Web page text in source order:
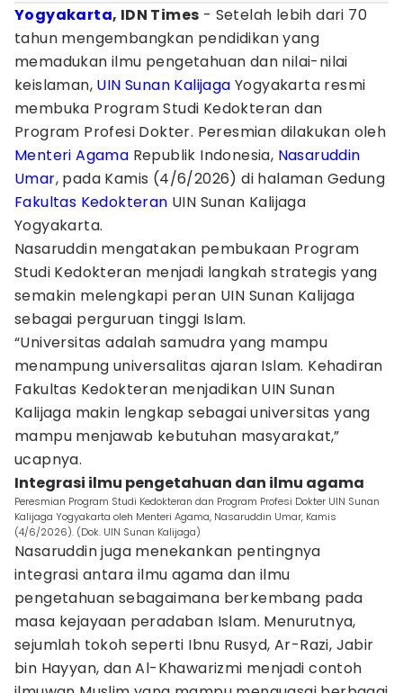
Yogyakarta, IDN Times - Setelah lebih dari 70
tahun mengembangkan pendidikan yang
memadukan ilmu pengetahuan dan nilai-nilai
keislaman, UIN Sunan Kalijaga Yogyakarta resmi
membuka Program Studi Kedokteran dan
Program Profesi Dokter. Peresmian dilakukan oleh
Menteri Agama Republik Indonesia, Nasaruddin
Umar, pada Kamis (4/6/2026) di halaman Gedung
Fakultas Kedokteran UIN Sunan Kalijaga
Yogyakarta.
Nasaruddin mengatakan pembukaan Program
Studi Kedokteran menjadi langkah strategis yang
semakin melengkapi peran UIN Sunan Kalijaga
sebagai perguruan tinggi Islam.
“Universitas adalah samudra yang mampu
menampung universalitas ajaran Islam. Kehadiran
Fakultas Kedokteran menjadikan UIN Sunan
Kalijaga makin lengkap sebagai universitas yang
mampu menjawab kebutuhan masyarakat,”
ucapnya.
Integrasi ilmu pengetahuan dan ilmu agama
Peresmian Program Studi Kedokteran dan Program Profesi Dokter UIN Sunan
Kalijaga Yogyakarta oleh Menteri Agama, Nasaruddin Umar, Kamis
(4/6/2026). (Dok. UIN Sunan Kalijaga)
Nasaruddin juga menekankan pentingnya
integrasi antara ilmu agama dan ilmu
pengetahuan sebagaimana berkembang pada
masa kejayaan peradaban Islam. Menurutnya,
sejumlah tokoh seperti Ibnu Rusyd, Ar-Razi, Jabir
bin Hayyan, dan Al-Khawarizmi menjadi contoh